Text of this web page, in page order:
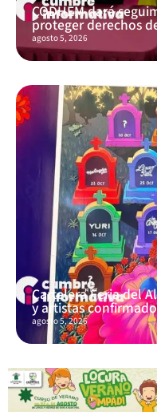
CODHEM dará
proteger derechos
agosto 5, 2026
Cartelera Feria del
y artistas
agosto 5, 2026